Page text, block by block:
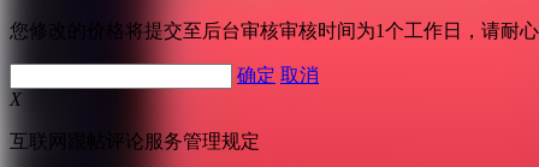
您修改的价格将提交至后台审核审核时间为1个工作日，请耐
确定 取消
X
互联网跟帖评论服务管理规定